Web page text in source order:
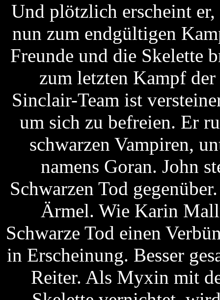
Und plötzlich erscheint
nun zum endgültigen
Freunde und die Skelette
zum letzten Kampf
Sinclair-Team ist
um sich zu befreien. Er
schwarzen Vampiren,
namens Goran. John
Schwarzen Tod
Ärmel. Wie Karin
Schwarze Tod einen
in Erscheinung. Besser
Reiter. Als Myxin mit